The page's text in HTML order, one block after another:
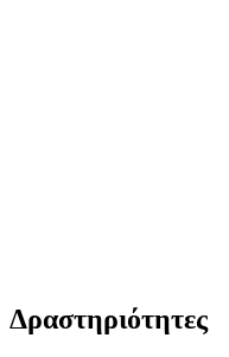
Δραστηριότητες